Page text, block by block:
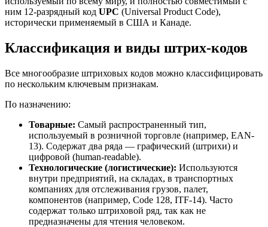
ним 12-разрядный код UPC (Universal Product Code),
исторически применяемый в США и Канаде.
Классификация и виды штрих-кодов
Все многообразие штриховых кодов можно классифицировать
по нескольким ключевым признакам.
По назначению:
Товарные: Самый распространенный тип,
используемый в розничной торговле (например, EAN-
13). Содержат два ряда — графический (штрихи) и
цифровой (human-readable).
Технологические (логистические): Используются
внутри предприятий, на складах, в транспортных
компаниях для отслеживания грузов, палет,
компонентов (например, Code 128, ITF-14). Часто
содержат только штриховой ряд, так как не
предназначены для чтения человеком.